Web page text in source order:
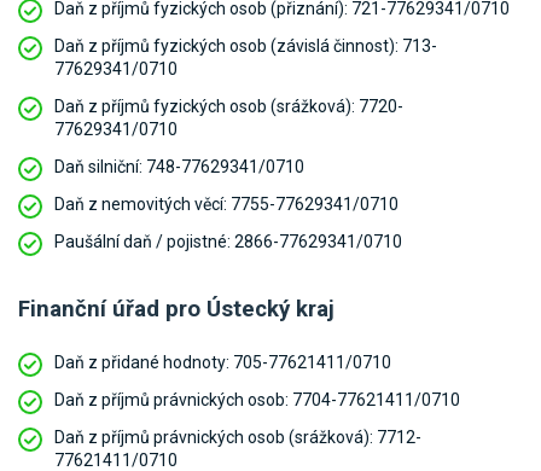
Daň z příjmů fyzických osob (přiznání): 721-77629341/0710
Daň z příjmů fyzických osob (závislá činnost): 713-
77629341/0710
Daň z příjmů fyzických osob (srážková): 7720-
77629341/0710
Daň silniční: 748-77629341/0710
Daň z nemovitých věcí: 7755-77629341/0710
Paušální daň / pojistné: 2866-77629341/0710
Finanční úřad pro Ústecký kraj
Daň z přidané hodnoty: 705-77621411/0710
Daň z příjmů právnických osob: 7704-77621411/0710
Daň z příjmů právnických osob (srážková): 7712-
77621411/0710